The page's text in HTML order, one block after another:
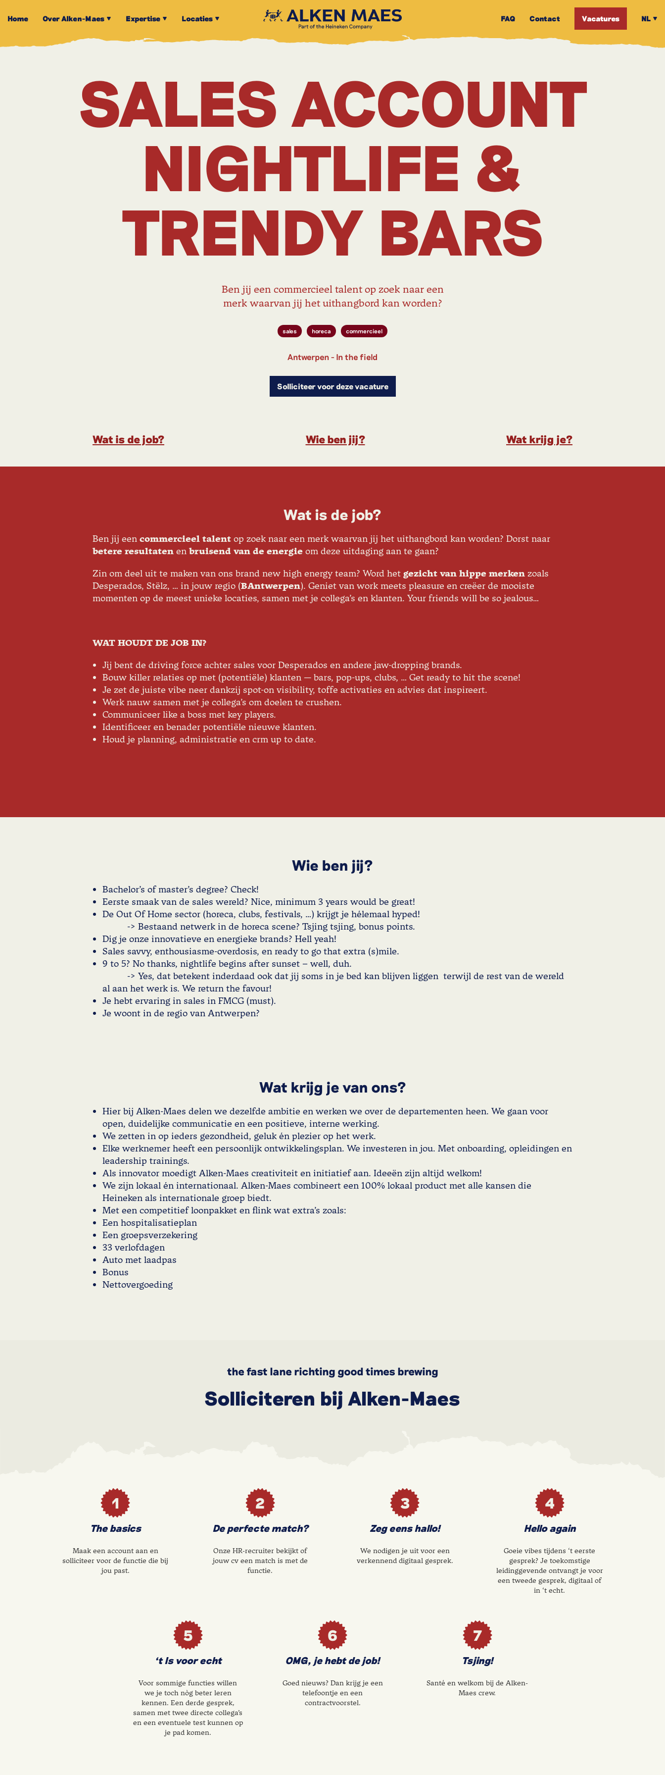
Home Over Alken-Maes Expertise Locaties FAQ Contact Vacatures NL
SALES ACCOUNT
NIGHTLIFE &
TRENDY BARS
Ben jij een commercieel talent op zoek naar een
merk waarvan jij het uithangbord kan worden?
sales horeca commercieel
Antwerpen - In the field
Solliciteer voor deze vacature
Wat is de job? Wie ben jij? Wat krijg je?
Wat is de job?
Ben jij een commercieel talent op zoek naar een merk waarvan jij het uithangbord kan worden? Dorst naar
betere resultaten en bruisend van de energie om deze uitdaging aan te gaan?
Zin om deel uit te maken van ons brand new high energy team? Word het gezicht van hippe merken zoals
Desperados, Stëlz, … in jouw regio (BAntwerpen). Geniet van work meets pleasure en creëer de mooiste
momenten op de meest unieke locaties, samen met je collega’s en klanten. Your friends will be so jealous…
WAT HOUDT DE JOB IN?
Jij bent de driving force achter sales voor Desperados en andere jaw-dropping brands.
Bouw killer relaties op met (potentiële) klanten — bars, pop-ups, clubs, … Get ready to hit the scene!
Je zet de juiste vibe neer dankzij spot-on visibility, toffe activaties en advies dat inspireert.
Werk nauw samen met je collega’s om doelen te crushen.
Communiceer like a boss met key players.
Identificeer en benader potentiële nieuwe klanten.
Houd je planning, administratie en crm up to date.
Wie ben jij?
Bachelor’s of master’s degree? Check!
Eerste smaak van de sales wereld? Nice, minimum 3 years would be great!
De Out Of Home sector (horeca, clubs, festivals, …) krijgt je hélemaal hyped!
-> Bestaand netwerk in de horeca scene? Tsjing tsjing, bonus points.
Dig je onze innovatieve en energieke brands? Hell yeah!
Sales savvy, enthousiasme-overdosis, en ready to go that extra (s)mile.
9 to 5? No thanks, nightlife begins after sunset – well, duh.
-> Yes, dat betekent inderdaad ook dat jij soms in je bed kan blijven liggen terwijl de rest van de wereld
al aan het werk is. We return the favour!
Je hebt ervaring in sales in FMCG (must).
Je woont in de regio van Antwerpen?
Wat krijg je van ons?
Hier bij Alken-Maes delen we dezelfde ambitie en werken we over de departementen heen. We gaan voor
open, duidelijke communicatie en een positieve, interne werking.
We zetten in op ieders gezondheid, geluk én plezier op het werk.
Elke werknemer heeft een persoonlijk ontwikkelingsplan. We investeren in jou. Met onboarding, opleidingen en
leadership trainings.
Als innovator moedigt Alken-Maes creativiteit en initiatief aan. Ideeën zijn altijd welkom!
We zijn lokaal én internationaal. Alken-Maes combineert een 100% lokaal product met alle kansen die
Heineken als internationale groep biedt.
Met een competitief loonpakket en flink wat extra’s zoals:
Een hospitalisatieplan
Een groepsverzekering
33 verlofdagen
Auto met laadpas
Bonus
Nettovergoeding
the fast lane richting good times brewing
Solliciteren bij Alken-Maes
1
The basics
Maak een account aan en
solliciteer voor de functie die bij
jou past.
2
De perfecte match?
Onze HR-recruiter bekijkt of
jouw cv een match is met de
functie.
3
Zeg eens hallo!
We nodigen je uit voor een
verkennend digitaal gesprek.
4
Hello again
Goeie vibes tijdens ‘t eerste
gesprek? Je toekomstige
leidinggevende ontvangt je voor
een tweede gesprek, digitaal of
in ‘t echt.
5
‘t Is voor echt
Voor sommige functies willen
we je toch nòg beter leren
kennen. Een derde gesprek,
samen met twee directe collega’s
en een eventuele test kunnen op
je pad komen.
6
OMG, je hebt de job!
Goed nieuws? Dan krijg je een
telefoontje en een
contractvoorstel.
7
Tsjing!
Santé en welkom bij de Alken-
Maes crew.